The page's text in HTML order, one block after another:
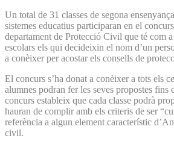
Un total de 31 classes de segona
sistemes educatius participaran en el
departament de Protecció Civil que té com
escolars els qui decideixin el nom d’un
a conèixer per acostar els consells de
El concurs s’ha donat a conèixer a tots els
alumnes podran fer les seves propostes fins
concurs estableix que cada classe podrà
hauran de complir amb els criteris de ser
referència a algun element característic
civil.